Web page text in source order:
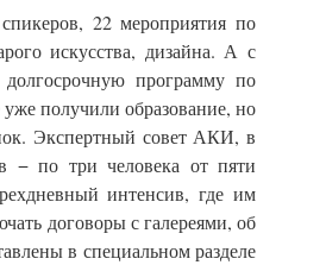
22 мероприятия по
искусства, дизайна. А с
программу по
получили образование, но
Экспертный совет АКИ, в
− по три человека от пяти
интенсив, где им
договоры с галереями, об
в специальном разделе